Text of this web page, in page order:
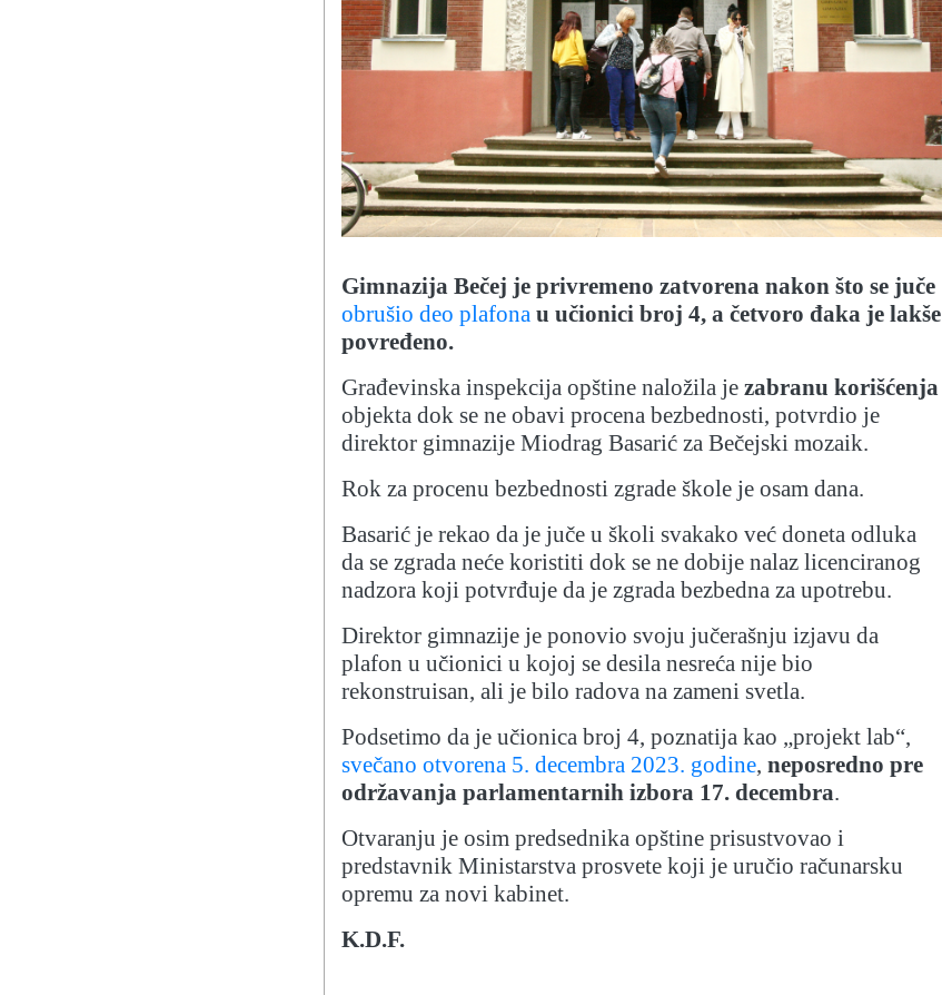
Gimnazija Bečej je privremeno zatvorena nakon što se juče
obrušio deo plafona u učionici broj 4, a četvoro đaka je lakše
povređeno.
Građevinska inspekcija opštine naložila je zabranu korišćenja
objekta dok se ne obavi procena bezbednosti, potvrdio je
direktor gimnazije Miodrag Basarić za Bečejski mozaik.
Rok za procenu bezbednosti zgrade škole je osam dana.
Basarić je rekao da je juče u školi svakako već doneta odluka
da se zgrada neće koristiti dok se ne dobije nalaz licenciranog
nadzora koji potvrđuje da je zgrada bezbedna za upotrebu.
Direktor gimnazije je ponovio svoju jučerašnju izjavu da
plafon u učionici u kojoj se desila nesreća nije bio
rekonstruisan, ali je bilo radova na zameni svetla.
Podsetimo da je učionica broj 4, poznatija kao „projekt lab“,
svečano otvorena 5. decembra 2023. godine, neposredno pre
održavanja parlamentarnih izbora 17. decembra.
Otvaranju je osim predsednika opštine prisustvovao i
predstavnik Ministarstva prosvete koji je uručio računarsku
opremu za novi kabinet.
K.D.F.